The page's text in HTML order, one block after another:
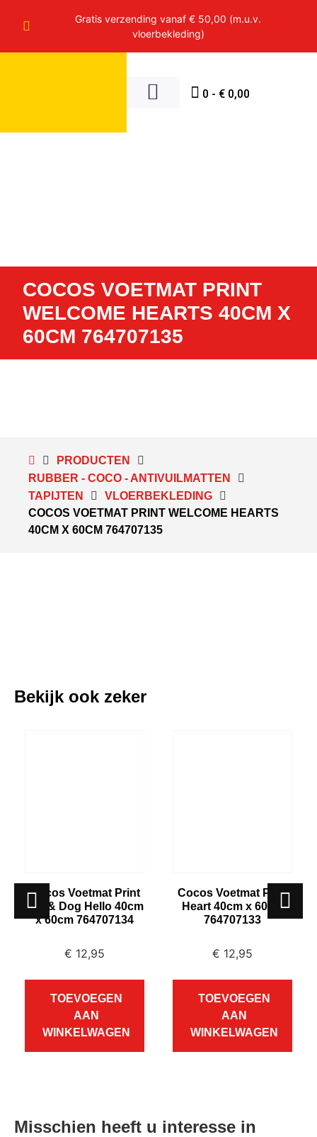
Gratis verzending vanaf € 50,00 (m.u.v.
vloerbekleding)
0 - €0,00
COCOS VOETMAT PRINT
WELCOME HEARTS 40CM X
60CM 764707135
PRODUCTEN
RUBBER - COCO - ANTIVUILMATTEN
TAPIJTEN
VLOERBEKLEDING
COCOS VOETMAT PRINT WELCOME HEARTS
40CM X 60CM 764707135
Bekijk ook zeker
Cocos Voetmat Print
Cat & Dog Hello 40cm
x 60cm 764707134
€ 12,95
TOEVOEGEN
AAN
WINKELWAGEN
Cocos Voetmat Print
Heart 40cm x 60cm
764707133
€ 12,95
TOEVOEGEN
AAN
WINKELWAGEN
Misschien heeft u interesse in